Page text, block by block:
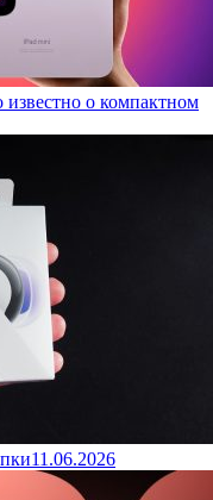
о компактном
11.06.2026